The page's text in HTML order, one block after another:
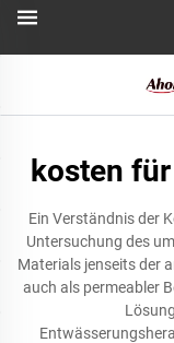
kosten
Ein Verständnis der
Untersuchung des
Materials jenseits der
auch als permeabler